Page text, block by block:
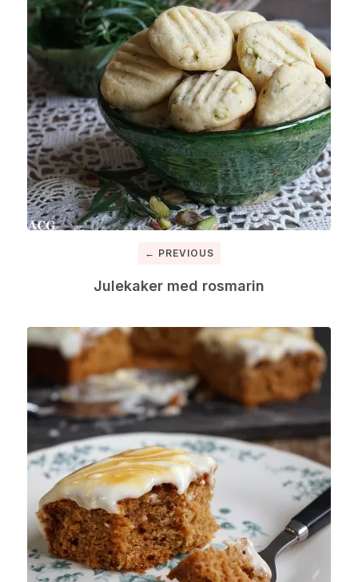
← PREVIOUS
Julekaker med rosmarin